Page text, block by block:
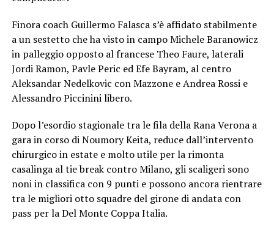
Finora coach Guillermo Falasca s’è affidato stabilmente
a un sestetto che ha visto in campo Michele Baranowicz
in palleggio opposto al francese Theo Faure, laterali
Jordi Ramon, Pavle Peric ed Efe Bayram, al centro
Aleksandar Nedelkovic con Mazzone e Andrea Rossi e
Alessandro Piccinini libero.
Dopo l’esordio stagionale tra le fila della Rana Verona a
gara in corso di Noumory Keita, reduce dall’intervento
chirurgico in estate e molto utile per la rimonta
casalinga al tie break contro Milano, gli scaligeri sono
noni in classifica con 9 punti e possono ancora rientrare
tra le migliori otto squadre del girone di andata con
pass per la Del Monte Coppa Italia.